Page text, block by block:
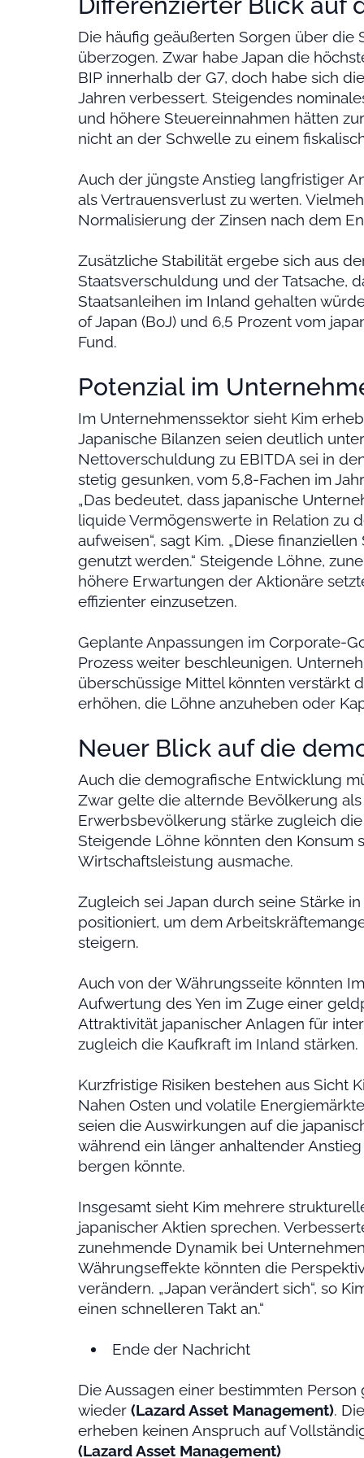
Die häufig geäußerten Sorgen über die
überzogen. Zwar habe Japan die
BIP innerhalb der G7, doch habe sich
Jahren verbessert. Steigendes
und höhere Steuereinnahmen hätten
nicht an der Schwelle zu einem
Auch der jüngste Anstieg langfristiger
als Vertrauensverlust zu werten.
Normalisierung der Zinsen nach dem
Zusätzliche Stabilität ergebe sich aus
Staatsverschuldung und der Tatsache,
Staatsanleihen im Inland gehalten
of Japan (BoJ) und 6,5 Prozent vom
Fund.
Potenzial im
Im Unternehmenssektor sieht Kim
Japanische Bilanzen seien deutlich
Nettoverschuldung zu EBITDA sei in
stetig gesunken, vom 5,8-Fachen im
„Das bedeutet, dass japanische
liquide Vermögenswerte in Relation zu
aufweisen“, sagt Kim. „Diese
genutzt werden.“ Steigende Löhne,
höhere Erwartungen der Aktionäre
effizienter einzusetzen.
Geplante Anpassungen im Corporate-
Prozess weiter beschleunigen.
überschüssige Mittel könnten verstärkt
erhöhen, die Löhne anzuheben oder
Neuer Blick auf die
Auch die demografische Entwicklung
Zwar gelte die alternde Bevölkerung
Erwerbsbevölkerung stärke zugleich
Steigende Löhne könnten den Konsum
Wirtschaftsleistung ausmache.
Zugleich sei Japan durch seine Stärke
positioniert, um dem
steigern.
Auch von der Währungsseite könnten
Aufwertung des Yen im Zuge einer
Attraktivität japanischer Anlagen für
zugleich die Kaufkraft im Inland stärken.
Kurzfristige Risiken bestehen aus Sicht
Nahen Osten und volatile
seien die Auswirkungen auf die
während ein länger anhaltender
bergen könnte.
Insgesamt sieht Kim mehrere
japanischer Aktien sprechen.
zunehmende Dynamik bei
Währungseffekte könnten die
verändern. „Japan verändert sich“, so
einen schnelleren Takt an.“
Ende der Nachricht
Die Aussagen einer bestimmten
wieder (Lazard Asset Management).
erheben keinen Anspruch auf
(Lazard Asset Management)